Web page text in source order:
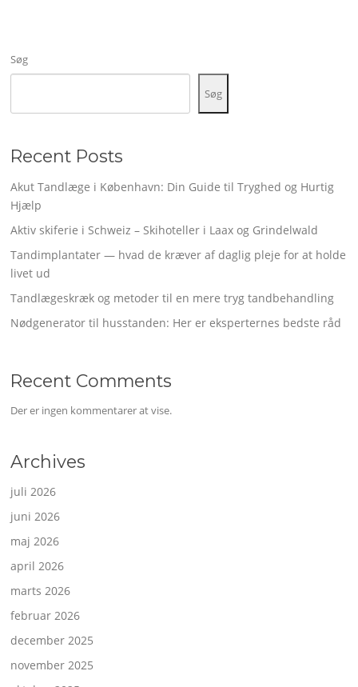
Søg
Søg
Recent Posts
Akut Tandlæge i København: Din Guide til Tryghed og Hurtig
Hjælp
Aktiv skiferie i Schweiz – Skihoteller i Laax og Grindelwald
Tandimplantater — hvad de kræver af daglig pleje for at holde
livet ud
Tandlægeskræk og metoder til en mere tryg tandbehandling
Nødgenerator til husstanden: Her er eksperternes bedste råd
Recent Comments
Der er ingen kommentarer at vise.
Archives
juli 2026
juni 2026
maj 2026
april 2026
marts 2026
februar 2026
december 2025
november 2025